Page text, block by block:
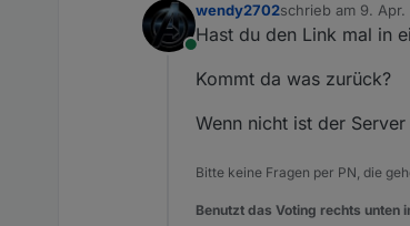
Online
wendy2702schrieb am 9. Apr.
zuletzt editiert von
Hast du den Link mal in
Kommt da was zurück?
Wenn nicht ist der
Bitte keine Fragen per PN, die
Benutzt das Voting rechts unten